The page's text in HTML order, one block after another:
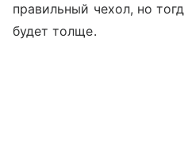
правильный чехол, но
будет толще.